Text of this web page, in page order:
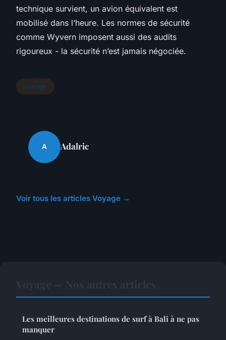
technique survient, un avion équivalent est
mobilisé dans l’heure. Les normes de sécurité
comme Wyvern imposent aussi des audits
rigoureux - la sécurité n’est jamais négociée.
voyage
A Adalric
Voir tous les articles Voyage →
Les meilleures destinations de surf à Bali à ne pas
manquer